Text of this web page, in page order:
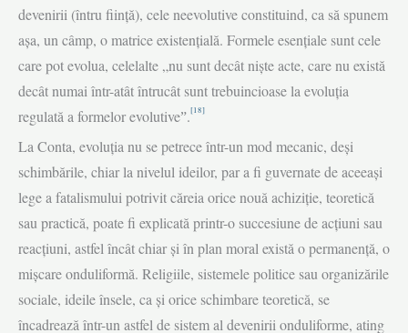
devenirii (întru fiinţă), cele neevolutive constituind, ca să spunem
aşa, un câmp, o matrice existenţială. Formele esenţiale sunt cele
care pot evolua, celelalte „nu sunt decât nişte acte, care nu există
decât numai într-atât întrucât sunt trebuincioase la evoluţia
regulată a formelor evolutiveˮ.[18]
La Conta, evoluția nu se petrece într-un mod mecanic, deși
schimbările, chiar la nivelul ideilor, par a fi guvernate de aceeași
lege a fatalismului potrivit căreia orice nouă achiziție, teoretică
sau practică, poate fi explicată printr-o succesiune de acțiuni sau
reacțiuni, astfel încât chiar și în plan moral există o permanență, o
mișcare onduliformă. Religiile, sistemele politice sau organizările
sociale, ideile însele, ca și orice schimbare teoretică, se
încadrează într-un astfel de sistem al devenirii onduliforme, ating